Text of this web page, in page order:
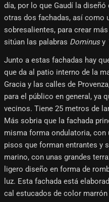
día, por lo que Gaudí la
otras dos fachadas, así como
sobresalientes, para crear
sitúan las palabras Dominusy
Junto a estas fachadas hay
que da al patio interno de la
Gracia y las calles de
para el público en general, ya
vecinos. Tiene 25 metros de
Más sobria que la fachada
misma forma ondulatoria,
pisos que forman entrantes y
marino, con unas grandes
ligero diseño en forma de
luz. Esta fachada está
cal estucados de color